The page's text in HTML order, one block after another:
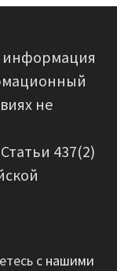
информация
не
437(2)
с нашими